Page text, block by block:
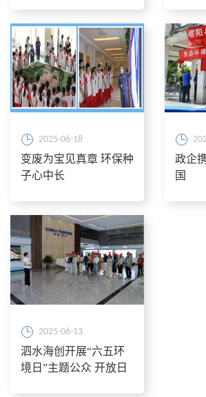
2025-06-18
变废为宝见真章 环保种
子心中长
政企
国
2025-06-13
泗水海创开展“六五环
境日”主题公众 开放日